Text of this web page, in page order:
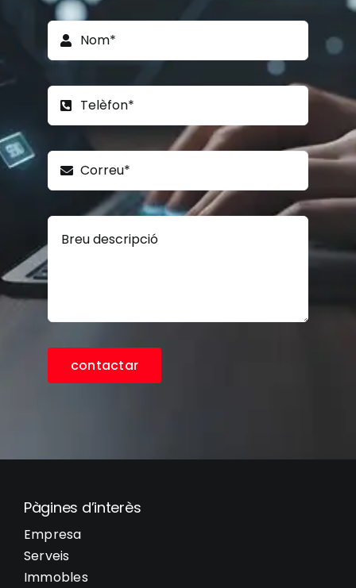
contactar
Pàgines d’interès
Empresa
Serveis
Immobles